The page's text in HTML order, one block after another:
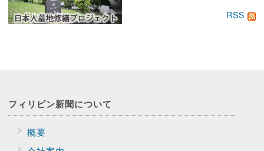
RSS
フィリピン新聞について
概要